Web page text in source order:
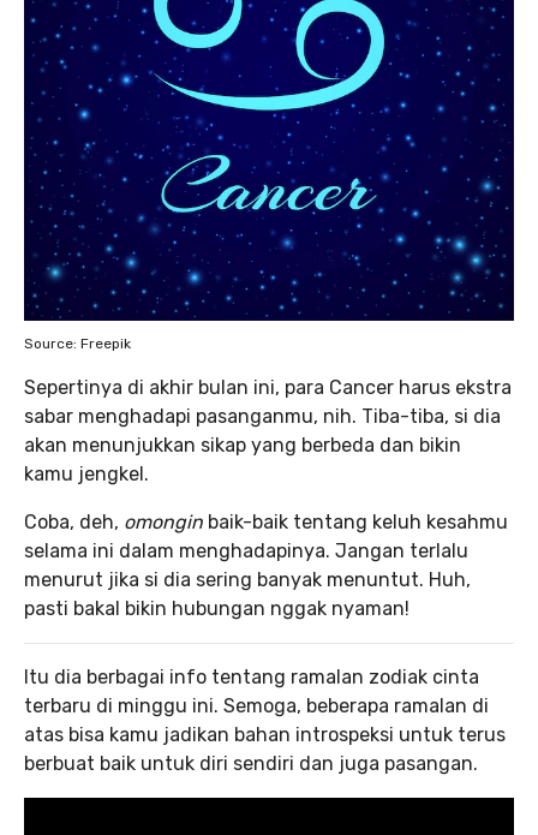
Source: Freepik
Sepertinya di akhir bulan ini, para Cancer harus ekstra
sabar menghadapi pasanganmu, nih. Tiba-tiba, si dia
akan menunjukkan sikap yang berbeda dan bikin
kamu jengkel.
Coba, deh, omongin baik-baik tentang keluh kesahmu
selama ini dalam menghadapinya. Jangan terlalu
menurut jika si dia sering banyak menuntut. Huh,
pasti bakal bikin hubungan nggak nyaman!
Itu dia berbagai info tentang ramalan zodiak cinta
terbaru di minggu ini. Semoga, beberapa ramalan di
atas bisa kamu jadikan bahan introspeksi untuk terus
berbuat baik untuk diri sendiri dan juga pasangan.